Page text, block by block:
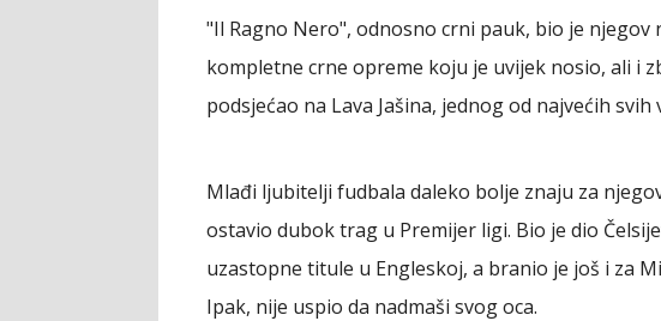
"Il Ragno Nero", odnosno crni pauk, bio je njegov
kompletne crne opreme koju je uvijek nosio, ali i
podsjećao na Lava Jašina, jednog od najvećih svih
Mlađi ljubitelji fudbala daleko bolje znaju za
ostavio dubok trag u Premijer ligi. Bio je dio
uzastopne titule u Engleskoj, a branio je još i za
Ipak, nije uspio da nadmaši svog oca.